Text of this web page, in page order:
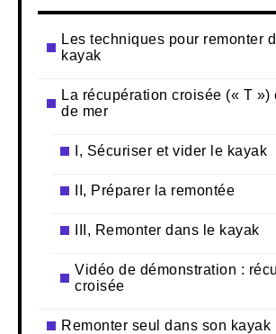
Les techniques pour remonter
kayak
La récupération croisée (« T »)
de mer
I, Sécuriser et vider le kayak
II, Préparer la remontée
III, Remonter dans le kayak
Vidéo de démonstration :
croisée
Remonter seul dans son kayak